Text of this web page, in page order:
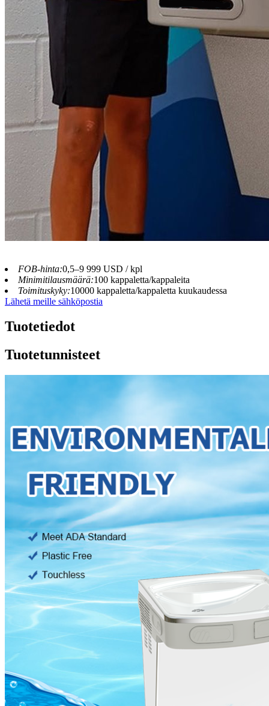
FOB-hinta:0,5–9 999 USD / kpl
Minimitilausmäärä:100 kappaletta/kappaleita
Toimituskyky:10000 kappaletta/kappaletta kuukaudessa
Lähetä meille sähköpostia
Tuotetiedot
Tuotetunnisteet